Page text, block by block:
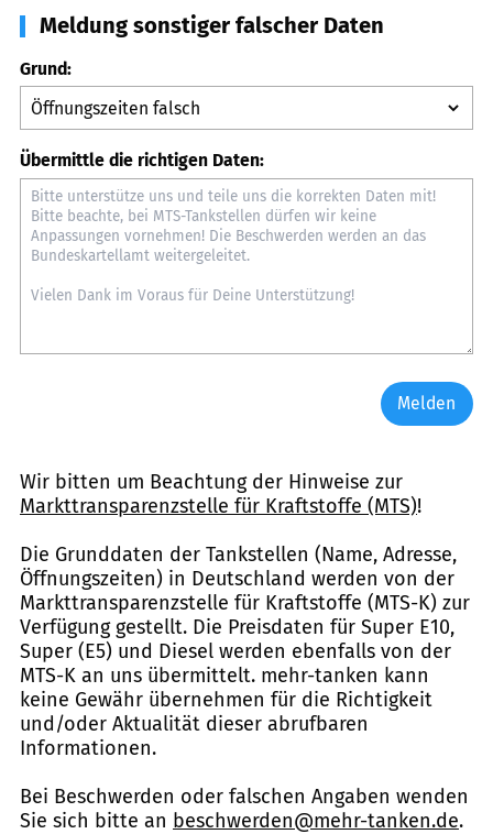
Meldung sonstiger falscher Daten
Grund:
Übermittle die richtigen Daten:
Melden
Wir bitten um Beachtung der Hinweise zur
Markttransparenzstelle für Kraftstoffe (MTS)!
Die Grunddaten der Tankstellen (Name, Adresse,
Öffnungszeiten) in Deutschland werden von der
Markttransparenzstelle für Kraftstoffe (MTS-K) zur
Verfügung gestellt. Die Preisdaten für Super E10,
Super (E5) und Diesel werden ebenfalls von der
MTS-K an uns übermittelt. mehr-tanken kann
keine Gewähr übernehmen für die Richtigkeit
und/oder Aktualität dieser abrufbaren
Informationen.
Bei Beschwerden oder falschen Angaben wenden
Sie sich bitte an beschwerden@mehr-tanken.de.